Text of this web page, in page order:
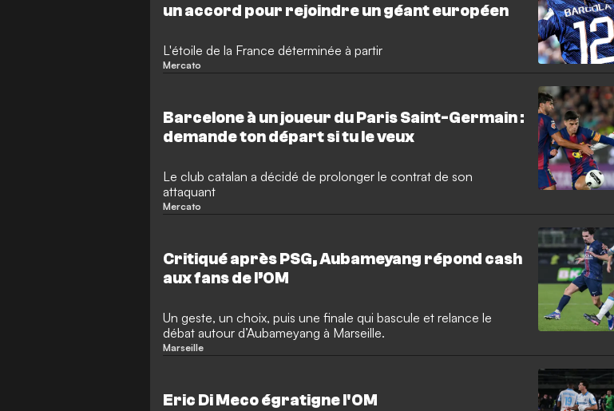
un accord pour rejoindre un géant européen
L'étoile de la France déterminée à partir
Mercato
Barcelone à un joueur du Paris Saint-Germain :
demande ton départ si tu le veux
Le club catalan a décidé de prolonger le contrat de son
attaquant
Mercato
Critiqué après PSG, Aubameyang répond cash
aux fans de l’OM
Un geste, un choix, puis une finale qui bascule et relance le
débat autour d’Aubameyang à Marseille.
Marseille
Eric Di Meco égratigne l'OM